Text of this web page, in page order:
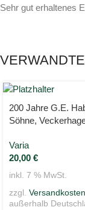
Sehr gut erhaltenes
200 Jahre G.E.
Söhne,
Varia
20,00 €
inkl. 7 % MwSt.
zzgl. Versandkosten
außerhalb